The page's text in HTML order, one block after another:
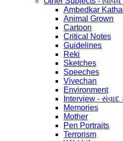
Ambedkar
Animal Grown
Cartoon
Critical Notes
Guidelines
Reki
Sketches
Speeches
Vivechan
Environment
Interview - સંવાદ
Memories
Mother
Pen Portraits
Terrorism